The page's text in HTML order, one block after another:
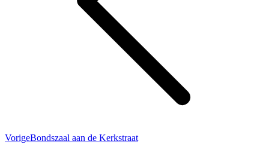
VorigeVorig
Bondszaal aan de Kerkstraat